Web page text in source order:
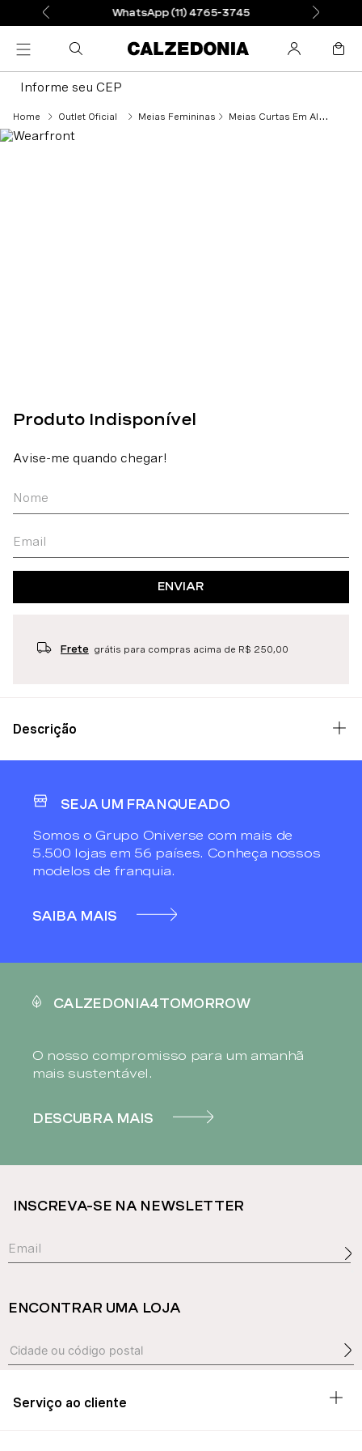
WhatsApp (11) 4765-3745
Informe seu CEP
Outlet Oficial Meias Femininas Meias Curtas Em Algodão Vichy - Azul
ENVIAR
Frete grátis para compras acima de R$ 250,00
Descrição
SEJA UM FRANQUEADO
Somos o Grupo Oniverse com mais de
5.500 lojas em 56 países. Conheça nossos
modelos de franquia.
SAIBA MAIS
CALZEDONIA4TOMORROW
O nosso compromisso para um amanhã
mais sustentável.
DESCUBRA MAIS
INSCREVA-SE NA NEWSLETTER
ENCONTRAR UMA LOJA
Serviço ao cliente